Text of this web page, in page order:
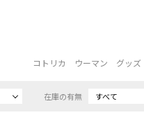
コトリカ ウーマン グッズ（
在庫の有無 すべて